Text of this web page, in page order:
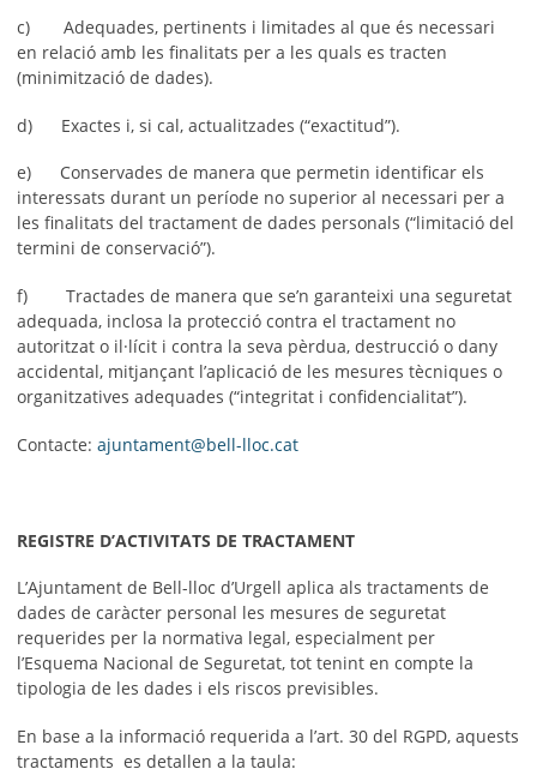
c) Adequades, pertinents i limitades al que és necessari
en relació amb les finalitats per a les quals es tracten
(minimització de dades).
d) Exactes i, si cal, actualitzades (“exactitud”).
e) Conservades de manera que permetin identificar els
interessats durant un període no superior al necessari per a
les finalitats del tractament de dades personals (“limitació del
termini de conservació”).
f) Tractades de manera que se’n garanteixi una seguretat
adequada, inclosa la protecció contra el tractament no
autoritzat o il·lícit i contra la seva pèrdua, destrucció o dany
accidental, mitjançant l’aplicació de les mesures tècniques o
organitzatives adequades (“integritat i confidencialitat”).
Contacte:ajuntament@bell-lloc.cat
REGISTRE D’ACTIVITATS DE TRACTAMENT
L’Ajuntament de Bell-lloc d’Urgell aplica als tractaments de
dades de caràcter personal les mesures de seguretat
requerides per la normativa legal, especialment per
l’Esquema Nacional de Seguretat, tot tenint en compte la
tipologia de les dades i els riscos previsibles.
En base a la informació requerida a l’art. 30 del RGPD, aquests
tractaments es detallen a la taula: